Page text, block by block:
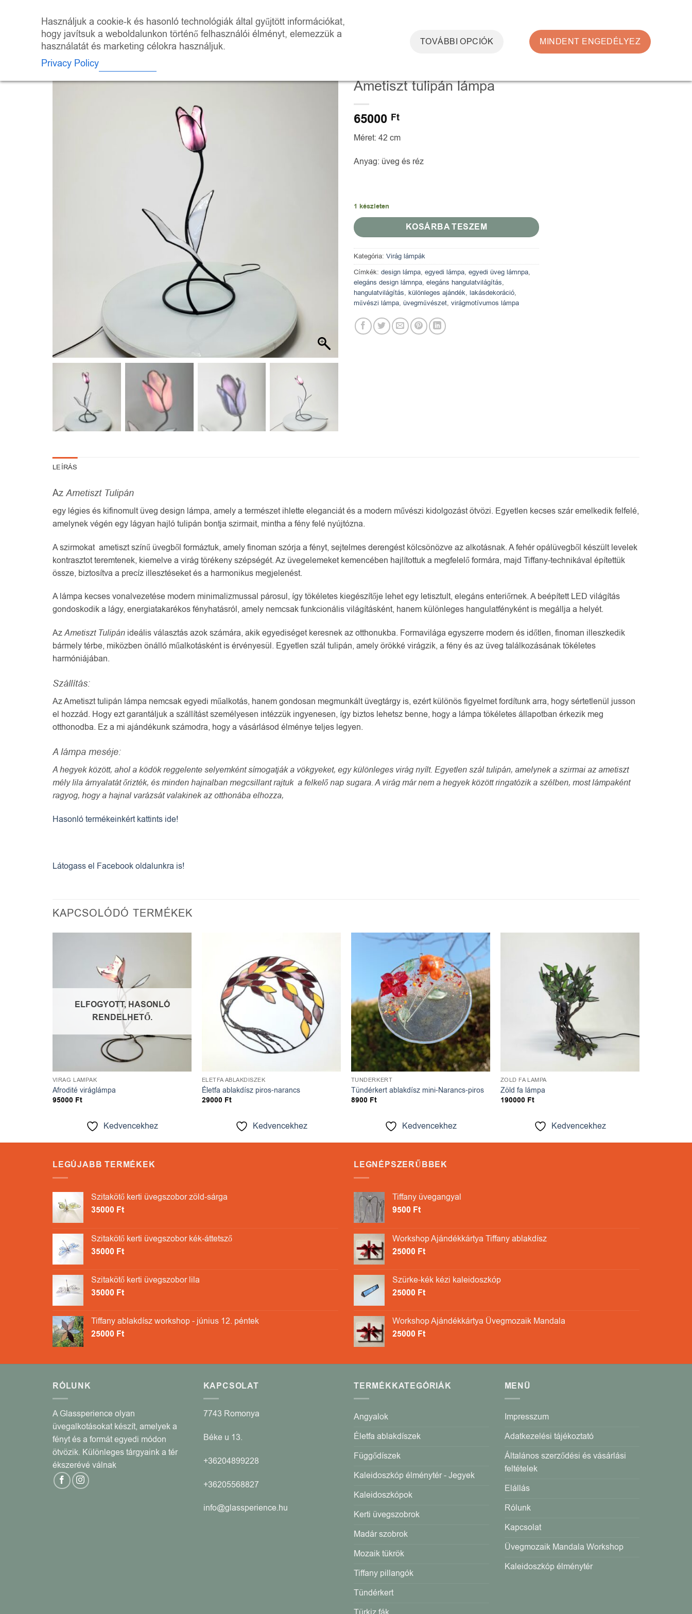
Használjuk a cookie-k és hasonló technológiák által gyűjtött információkat,
hogy javítsuk a weboldalunkon történő felhasználói élményt, elemezzük a
használatát és marketing célokra használjuk.
Privacy Policy
TOVÁBBI OPCIÓK MINDENT ENGEDÉLYEZ
ÜZLET KALEIDOSZKÓP ÉLMÉNYTÉR WORKSHOPOK
Ametiszt tulipán lámpa
65000 Ft
Méret: 42 cm
Anyag: üveg és réz
1 készleten
KOSÁRBA TESZEM
Kategória: Virág lámpák
Címkék: design lámpa, egyedi lámpa, egyedi üveg lámnpa,
elegáns design lámnpa, elegáns hangulatvilágítás,
hangulatvilágítás, különleges ajándék, lakásdekoráció,
művészi lámpa, üvegművészet, virágmotívumos lámpa
LEÍRÁS
Az Ametiszt Tulipán
egy légies és kifinomult üveg design lámpa, amely a természet ihlette eleganciát és a modern művészi kidolgozást ötvözi. Egyetlen kecses szár emelkedik felfelé,
amelynek végén egy lágyan hajló tulipán bontja szirmait, mintha a fény felé nyújtózna.
A szirmokat ametiszt színű üvegből formáztuk, amely finoman szórja a fényt, sejtelmes derengést kölcsönözve az alkotásnak. A fehér opálüvegből készült levelek
kontrasztot teremtenek, kiemelve a virág törékeny szépségét. Az üvegelemeket kemencében hajlítottuk a megfelelő formára, majd Tiffany-technikával építettük
össze, biztosítva a precíz illesztéseket és a harmonikus megjelenést.
A lámpa kecses vonalvezetése modern minimalizmussal párosul, így tökéletes kiegészítője lehet egy letisztult, elegáns enteriőrnek. A beépített LED világítás
gondoskodik a lágy, energiatakarékos fényhatásról, amely nemcsak funkcionális világításként, hanem különleges hangulatfényként is megállja a helyét.
AzAmetiszt Tulipán ideális választás azok számára, akik egyediséget keresnek az otthonukba. Formavilága egyszerre modern és időtlen, finoman illeszkedik
bármely térbe, miközben önálló műalkotásként is érvényesül. Egyetlen szál tulipán, amely örökké virágzik, a fény és az üveg találkozásának tökéletes
harmóniájában.
Szállítás:
Az Ametiszt tulipán lámpa nemcsak egyedi műalkotás, hanem gondosan megmunkált üvegtárgy is, ezért különös figyelmet fordítunk arra, hogy sértetlenül jusson
el hozzád. Hogy ezt garantáljuk a szállítást személyesen intézzük ingyenesen, így biztos lehetsz benne, hogy a lámpa tökéletes állapotban érkezik meg
otthonodba. Ez a mi ajándékunk számodra, hogy a vásárlásod élménye teljes legyen.
A lámpa meséje:
A hegyek között, ahol a ködök reggelente selyemként símogatják a vökgyeket, egy különleges virág nyílt. Egyetlen szál tulipán, amelynek a szirmai az ametiszt
mély lila árnyalatát őrizték, és minden hajnalban megcsillant rajtuk a felkelő nap sugara. A virág már nem a hegyek között ringatózik a szélben, most lámpaként
ragyog, hogy a hajnal varázsát valakinek az otthonába elhozza,
Hasonló termékeinkért kattints ide!
Látogass el Facebook oldalunkra is!
KAPCSOLÓDÓ TERMÉKEK
ELFOGYOTT, HASONLÓ
RENDELHETŐ.
VIRÁG LÁMPÁK
Afrodité viráglámpa
95000 Ft
Kedvencekhez
Kedvencekhez
ÉLETFA ABLAKDÍSZEK
Életfa ablakdísz piros-narancs
29000 Ft
Kedvencekhez
Kedvencekhez
TÜNDÉRKERT
Tündérkert ablakdísz mini-Narancs-piros
8900 Ft
Kedvencekhez
ZÖLD FA LÁMPA
Zöld fa lámpa
190000 Ft
Kedvencekhez
LEGÚJABB TERMÉKEK
Szitakötő kerti üvegszobor zöld-sárga
35000 Ft
Szitakötő kerti üvegszobor kék-áttetsző
35000 Ft
Szitakötő kerti üvegszobor lila
35000 Ft
Tiffany ablakdísz workshop - június 12. péntek
25000 Ft
LEGNÉPSZERŰBBEK
Tiffany üvegangyal
9500 Ft
Workshop Ajándékkártya Tiffany ablakdísz
25000 Ft
Szürke-kék kézi kaleidoszkóp
25000 Ft
Workshop Ajándékkártya Üvegmozaik Mandala
25000 Ft
RÓLUNK
A Glassperience olyan
üvegalkotásokat készít, amelyek a
fényt és a formát egyedi módon
ötvözik. Különleges tárgyaink a tér
ékszerévé válnak
KAPCSOLAT
7743 Romonya
Béke u 13.
+36204899228
+36205568827
info@glassperience.hu
TERMÉKKATEGÓRIÁK
Angyalok
Életfa ablakdíszek
Függődíszek
Kaleidoszkóp élménytér - Jegyek
Kaleidoszkópok
Kerti üvegszobrok
Madár szobrok
Mozaik tükrök
Tiffany pillangók
Tündérkert
MENÜ
Impresszum
Adatkezelési tájékoztató
Általános szerződési és vásárlási
feltételek
Elállás
Rólunk
Kapcsolat
Üvegmozaik Mandala Workshop
Kaleidoszkóp élménytér